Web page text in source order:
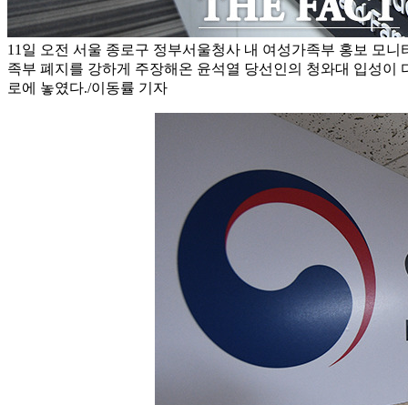
11일 오전 서울 종로구 정부서울청사 내 여성가족부 홍보 모
족부 폐지를 강하게 주장해온 윤석열 당선인의 청와대 입성이
로에 놓였다./이동률 기자